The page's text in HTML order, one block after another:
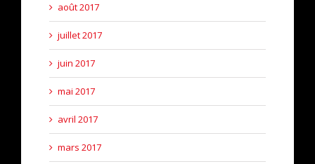
août 2017
juillet 2017
juin 2017
mai 2017
avril 2017
mars 2017